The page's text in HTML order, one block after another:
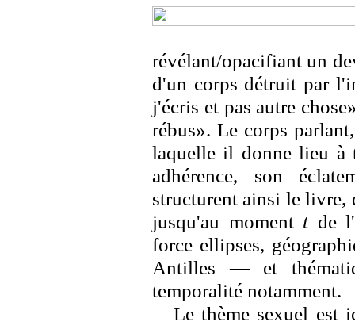
révélant/opacifiant un
d'un corps détruit par
j'écris et pas autre
rébus». Le corps
laquelle il donne lieu
adhérence, son
structurent ainsi le livre,
jusqu'au momenttde
force ellipses,
Antilles — et
temporalité notamment.
Le thème sexuel est